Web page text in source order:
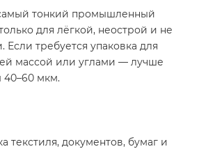
тонкий промышленный
для лёгкой, неострой и не
требуется упаковка для
массой или углами — лучше
40–60 мкм.
текстиля, документов, бумаг и